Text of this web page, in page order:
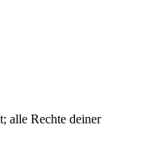
alle Rechte deiner